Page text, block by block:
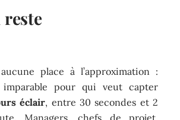
reste
place à l’approximation :
imparable pour qui veut capter
éclair, entre 30 secondes et 2
Managers, chefs de projet,